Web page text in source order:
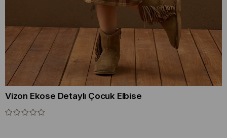
Vizon Ekose Detaylı Çocuk Elbise